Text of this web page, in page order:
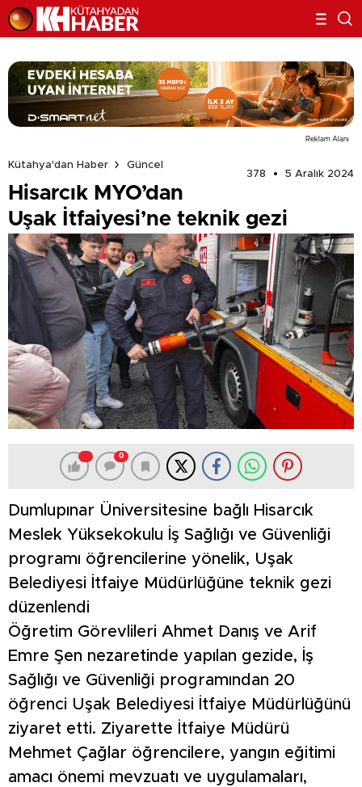
Reklam Alanı
Kütahya'dan Haber
Güncel
378
5 Aralık 2024
Hisarcık MYO’dan
Uşak İtfaiyesi’ne teknik gezi
0
Dumlupınar Üniversitesine bağlı Hisarcık
Meslek Yüksekokulu İş Sağlığı ve Güvenliği
programı öğrencilerine yönelik, Uşak
Belediyesi İtfaiye Müdürlüğüne teknik gezi
düzenlendi
Öğretim Görevlileri Ahmet Danış ve Arif
Emre Şen nezaretinde yapılan gezide, İş
Sağlığı ve Güvenliği programından 20
öğrenci Uşak Belediyesi İtfaiye Müdürlüğünü
ziyaret etti. Ziyarette İtfaiye Müdürü
Mehmet Çağlar öğrencilere, yangın eğitimi
amacı önemi mevzuatı ve uygulamaları,